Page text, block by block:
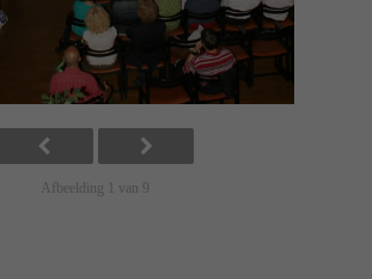
Afbeelding 1 van 9